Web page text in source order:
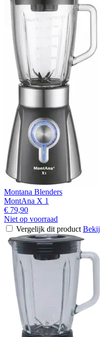
Montana Blenders
MontAna X 1
€ 79,90
Niet op voorraad
Vergelijk dit product